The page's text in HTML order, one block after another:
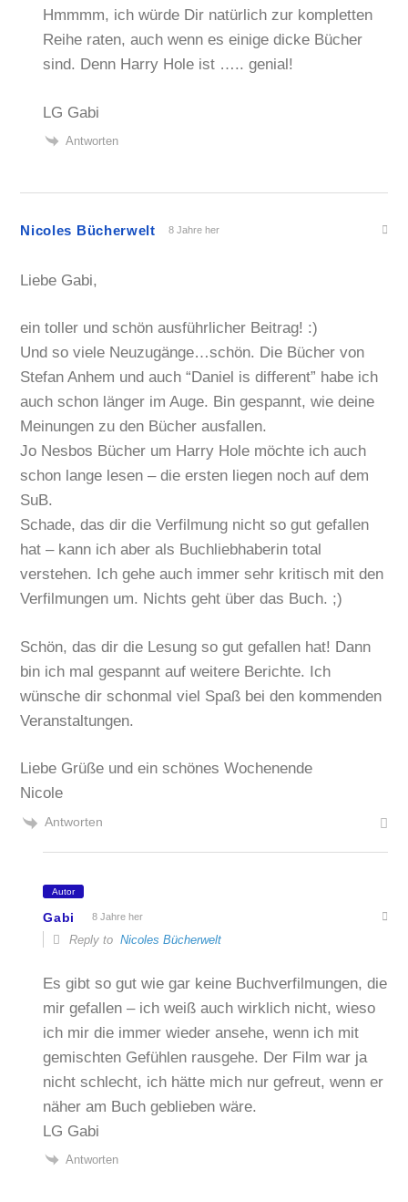
Hmmmm, ich würde Dir natürlich zur kompletten
Reihe raten, auch wenn es einige dicke Bücher
sind. Denn Harry Hole ist ….. genial!
LG Gabi
Antworten
Nicoles Bücherwelt 8 Jahre her
Liebe Gabi,
ein toller und schön ausführlicher Beitrag! :)
Und so viele Neuzugänge…schön. Die Bücher von
Stefan Anhem und auch “Daniel is different” habe ich
auch schon länger im Auge. Bin gespannt, wie deine
Meinungen zu den Bücher ausfallen.
Jo Nesbos Bücher um Harry Hole möchte ich auch
schon lange lesen – die ersten liegen noch auf dem
SuB.
Schade, das dir die Verfilmung nicht so gut gefallen
hat – kann ich aber als Buchliebhaberin total
verstehen. Ich gehe auch immer sehr kritisch mit den
Verfilmungen um. Nichts geht über das Buch. ;)
Schön, das dir die Lesung so gut gefallen hat! Dann
bin ich mal gespannt auf weitere Berichte. Ich
wünsche dir schonmal viel Spaß bei den kommenden
Veranstaltungen.
Liebe Grüße und ein schönes Wochenende
Nicole
Antworten
Autor
Gabi 8 Jahre her
Reply toNicoles Bücherwelt
Es gibt so gut wie gar keine Buchverfilmungen, die
mir gefallen – ich weiß auch wirklich nicht, wieso
ich mir die immer wieder ansehe, wenn ich mit
gemischten Gefühlen rausgehe. Der Film war ja
nicht schlecht, ich hätte mich nur gefreut, wenn er
näher am Buch geblieben wäre.
LG Gabi
Antworten